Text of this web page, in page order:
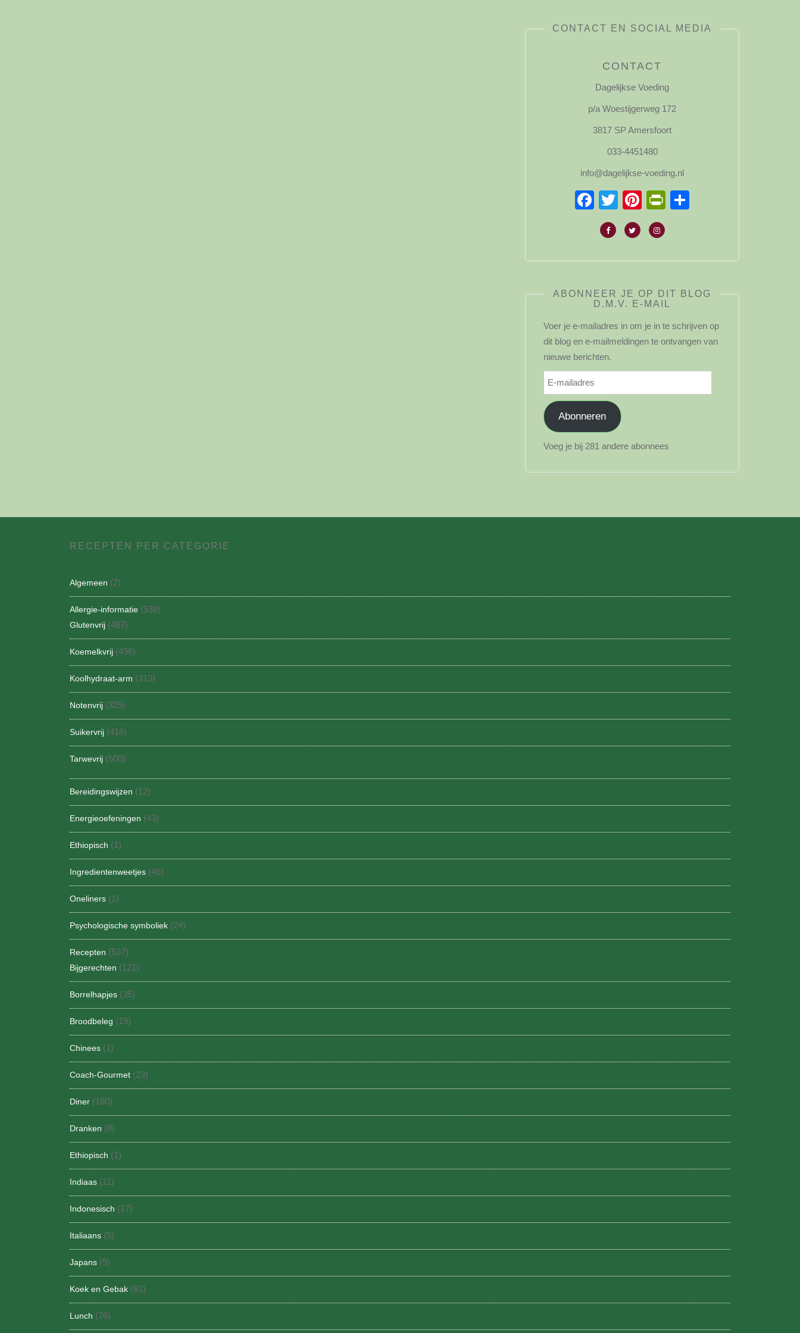
CONTACT EN SOCIAL MEDIA
CONTACT
Dagelijkse Voeding
p/a Woestijgerweg 172
3817 SP Amersfoort
033-4451480
info@dagelijkse-voeding.nl
Facebook
TwitterPinterest
PrintFriendly
ABONNEER JE OP DIT BLOG
D.M.V. E-MAIL
Voer je e-mailadres in om je in te schrijven op
dit blog en e-mailmeldingen te ontvangen van
nieuwe berichten.
E-
mailadres
Abonneren
Voeg je bij 281 andere abonnees
RECEPTEN PER CATEGORIE
Algemeen (2)
Allergie-informatie (538)
Glutenvrij (487)
Koemelkvrij (496)
Koolhydraat-arm (313)
Notenvrij (325)
Suikervrij (416)
Tarwevrij (500)
Bereidingswijzen (12)
Energieoefeningen (43)
Ethiopisch (1)
Ingredientenweetjes (46)
Oneliners (1)
Psychologische symboliek (24)
Recepten (537)
Bijgerechten (121)
Borrelhapjes (35)
Broodbeleg (19)
Chinees (1)
Coach-Gourmet (23)
Diner (180)
Dranken (8)
Ethiopisch (1)
Indiaas (11)
Indonesisch (17)
Italiaans (5)
Japans (9)
Koek en Gebak (81)
Lunch (76)